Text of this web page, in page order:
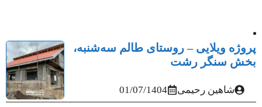
پروژه ویلایی – روستای طالم سه‌شنبه،
بخش سنگر رشت
01/07/1404 شاهین رحیمی